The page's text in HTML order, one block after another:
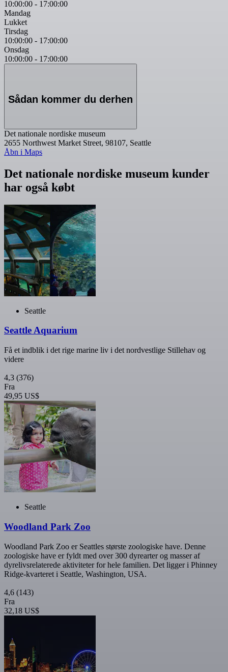
10:00:00 - 17:00:00
Mandag
Lukket
Tirsdag
10:00:00 - 17:00:00
Onsdag
10:00:00 - 17:00:00
Sådan kommer du derhen
Det nationale nordiske museum
2655 Northwest Market Street, 98107, Seattle
Åbn i Maps
Det nationale nordiske museum kunder
har også købt
Seattle
Seattle Aquarium
Få et indblik i det rige marine liv i det nordvestlige Stillehav og
videre
4,3 (376)
Fra
49,95 US$
Seattle
Woodland Park Zoo
Woodland Park Zoo er Seattles største zoologiske have. Denne
zoologiske have er fyldt med over 300 dyrearter og masser af
dyrelivsrelaterede aktiviteter for hele familien. Det ligger i Phinney
Ridge-kvarteret i Seattle, Washington, USA.
4,6 (143)
Fra
32,18 US$